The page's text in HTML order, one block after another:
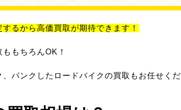
るから高価買取が期待できます！
もちろんOK！
パンクしたロードバイクの買取もお任せくだ